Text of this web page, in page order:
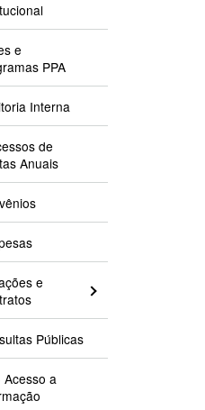
e
PPA
Interna
de
Anuais
e
Públicas
Acesso a